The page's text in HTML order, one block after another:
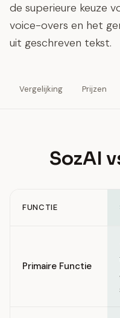
de superieure keuze
voice-overs en het
uit geschreven tekst.
Vergelijking Prijzen
SozAI
FUNCTIE
Primaire Functie